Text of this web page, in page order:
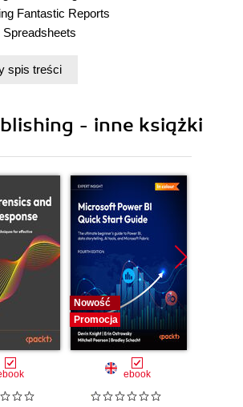
Fantastic Reports
Communication Channels
spis treści
- inne książki
Nowość
Promocja
ebook